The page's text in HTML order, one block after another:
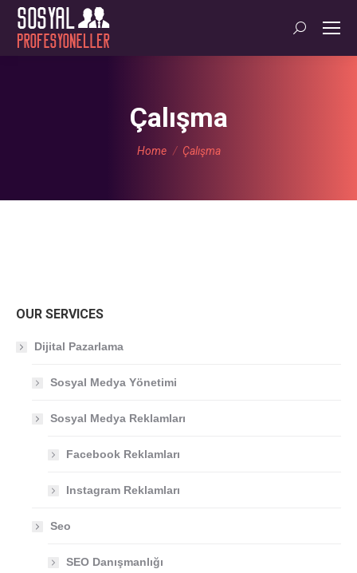
Search:
Çalışma
You are here:
Home Çalışma
OUR SERVICES
Dijital Pazarlama
Sosyal Medya Yönetimi
Sosyal Medya Reklamları
Facebook Reklamları
Instagram Reklamları
Seo
SEO Danışmanlığı